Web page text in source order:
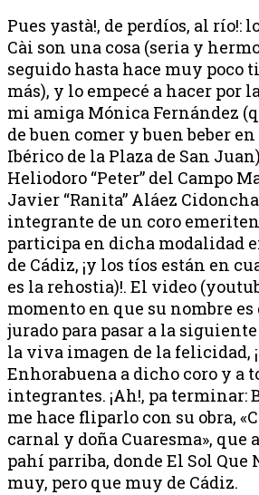
Pues yastà!, de perdíos, al río!:
Cài son una cosa (seria y
seguido hasta hace muy poco
más), y lo empecé a hacer por
mi amiga Mónica Fernández
de buen comer y buen beber
Ibérico de la Plaza de San
Heliodoro “Peter” del Campo
Javier “Ranita” Aláez
integrante de un coro
participa en dicha modalidad
de Cádiz, ¡y los tíos están en
es la rehostia)!. El video
momento en que su nombre
jurado para pasar a la
la viva imagen de la felicidad,
Enhorabuena a dicho coro y a
integrantes. ¡Ah!, pa terminar:
me hace fliparlo con su obra,
carnal y doña Cuaresma», que
pahí parriba, donde El Sol Que
muy, pero que muy de Cádiz.